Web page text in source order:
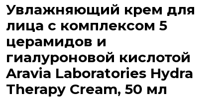
Увлажняющий крем для
лица с комплексом 5
церамидов и
гиалуроновой кислотой
Aravia Laboratories Hydra
Therapy Cream, 50 мл